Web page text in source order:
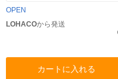
OPEN
LOHACOから発送
カートに入れる